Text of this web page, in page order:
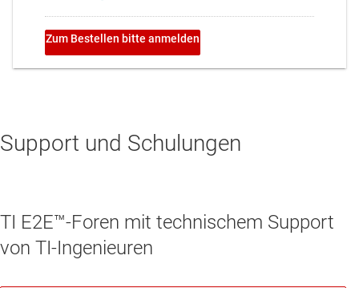
Support und Schulungen
TI E2E™-Foren mit technischem Support
von TI-Ingenieuren